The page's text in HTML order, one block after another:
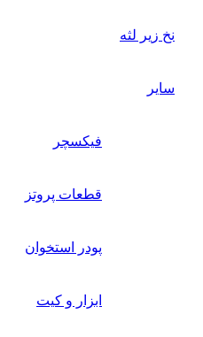
نخ زیر لثه
سایر
فیکسچر
قطعات پروتز
پودر استخوان
ابزار و کیت